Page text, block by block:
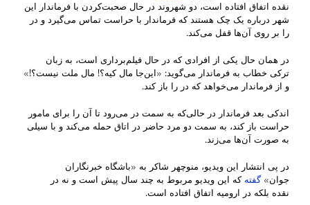
نقده اتفاق افتاده است، دو شهروند در حال صحبت‌کردن با فرماندار این
شهر درباره یک چک هستند که فرماندار با حراست تماس می‌گیرد و در
را بر روی آن‌ها قفل می‌کند.
در همان حال یکی از افرادی که در حال فیلم‌برداری است، به زبان
ترکی خطاب به فرماندار می‌گوید: «این‌جا مال کیه؟! مال ملت نیست؟!»
و از فرماندار می‌خواهد که در را باز کند.
اندکی بعد فرماندار در حالی‌که به سمت در می‌رود تا آن را برای مامور
حراست باز کند، به سمت دو مرد حاضر در اتاق حمله می‌کند و با سیلی
به صورت آن‌ها می‌زند.
در پی انتشار این ویدیو، منوچهر شاکر به «باشگاه خبرنگاران
جوان»گفتهکه این ویدیو مربوط به چند سال پیش است و نه در
نقده بلکه در ارومیه اتفاق افتاده است.